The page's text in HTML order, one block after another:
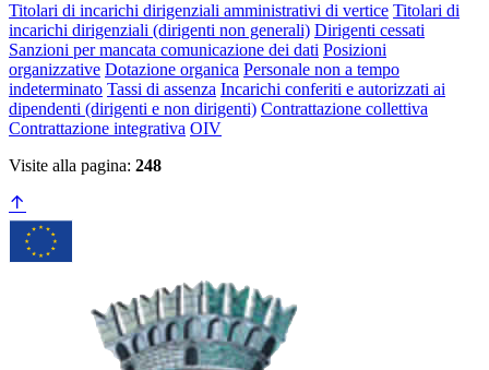
Titolari di incarichi dirigenziali amministrativi di vertice Titolari di
incarichi dirigenziali (dirigenti non generali) Dirigenti cessati
Sanzioni per mancata comunicazione dei dati Posizioni
organizzative Dotazione organica Personale non a tempo
indeterminato Tassi di assenza Incarichi conferiti e autorizzati ai
dipendenti (dirigenti e non dirigenti) Contrattazione collettiva
Contrattazione integrativa OIV
Visite alla pagina: 248